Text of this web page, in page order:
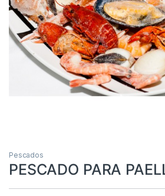
Pescados
PESCADO PARA